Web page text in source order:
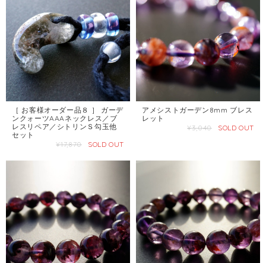
［ お客様オーダー品８ ］ ガーデ
ンクォーツAAAネックレス／ブ
レスリペア／シトリンＳ勾玉他
セット
¥17,870
SOLD OUT
アメシストガーデン8mm ブレス
レット
¥3,040
SOLD OUT